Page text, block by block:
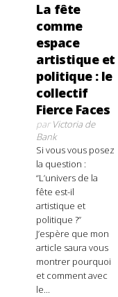
La fête
comme
espace
artistique et
politique : le
collectif
Fierce Faces
parVictoria de
Bank
Si vous vous posez
la question :
“L’univers de la
fête est-il
artistique et
politique ?”
J’espère que mon
article saura vous
montrer pourquoi
et comment avec
le...